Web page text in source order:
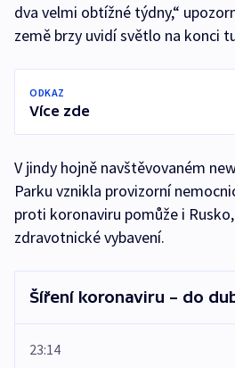
dva velmi obtížné týdny,“
země brzy uvidí světlo na konci
ODKAZ
Více zde
V jindy hojně navštěvovaném
Parku vznikla provizorní
proti koronaviru pomůže i
zdravotnické vybavení.
Šíření koronaviru – do
23:14